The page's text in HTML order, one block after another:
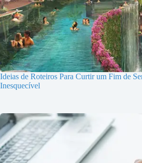
Ideias de Roteiros Para Curtir um Fim de
Inesquecível